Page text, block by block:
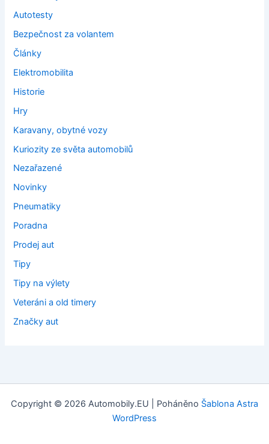
Autotesty
Bezpečnost za volantem
Články
Elektromobilita
Historie
Hry
Karavany, obytné vozy
Kuriozity ze světa automobilů
Nezařazené
Novinky
Pneumatiky
Poradna
Prodej aut
Tipy
Tipy na výlety
Veteráni a old timery
Značky aut
Copyright © 2026 Automobily.EU | Poháněno Šablona Astra
WordPress